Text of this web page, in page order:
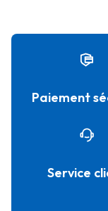
Paiement
Service